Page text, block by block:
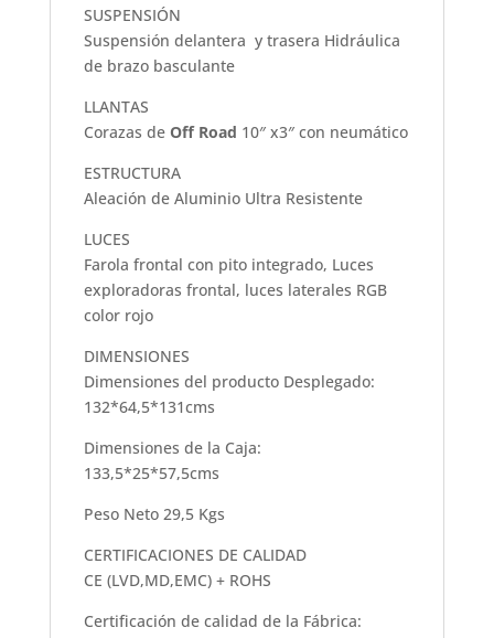
SUSPENSIÓN
Suspensión delantera y trasera Hidráulica
de brazo basculante
LLANTAS
Corazas de Off Road 10″ x3″ con neumático
ESTRUCTURA
Aleación de Aluminio Ultra Resistente
LUCES
Farola frontal con pito integrado, Luces
exploradoras frontal, luces laterales RGB
color rojo
DIMENSIONES
Dimensiones del producto Desplegado:
132*64,5*131cms
Dimensiones de la Caja:
133,5*25*57,5cms
Peso Neto 29,5 Kgs
CERTIFICACIONES DE CALIDAD
CE (LVD,MD,EMC) + ROHS
Certificación de calidad de la Fábrica: